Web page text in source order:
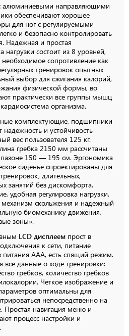
алюминиевыми направляющими
обеспечивают хорошее
для ног с регулируемыми
и безопасно контролировать
Надежная и простая
нагрузки состоит из 8 уровней,
сопротивление как
тренировок опытных
выбор для сжигания калорий,
физической формы, во
практически все группы мышц
организма.
комплектующие, подшипники
и устойчивость
вес пользователя 125 кг.
гребка 2150 мм рассчитаны
150 — 195 см. Эргономика
сиденье спроектированы для
длительных,
занятий без дискомфорта.
удобная регулировка нагрузки,
скольжения и надежный
биомеханику движения,
зоны».
LCD дисплеем прост в
к сети, питание
питания АAA, есть спящий режим.
все данные о ходе тренировки:
гребков, количество гребков
Четкое изображение и
оптимальны для
непосредственно на
Простая навигация меню и
процесс настройки и